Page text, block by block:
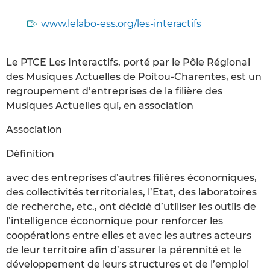
www.lelabo-ess.org/les-interactifs
Le PTCE Les Interactifs, porté par le Pôle Régional
des Musiques Actuelles de Poitou-Charentes, est un
regroupement d’entreprises de la filière des
Musiques Actuelles qui, en association
Association
Définition
avec des entreprises d’autres filières économiques,
des collectivités territoriales, l’Etat, des laboratoires
de recherche, etc., ont décidé d’utiliser les outils de
l’intelligence économique pour renforcer les
coopérations entre elles et avec les autres acteurs
de leur territoire afin d’assurer la pérennité et le
développement de leurs structures et de l’emploi